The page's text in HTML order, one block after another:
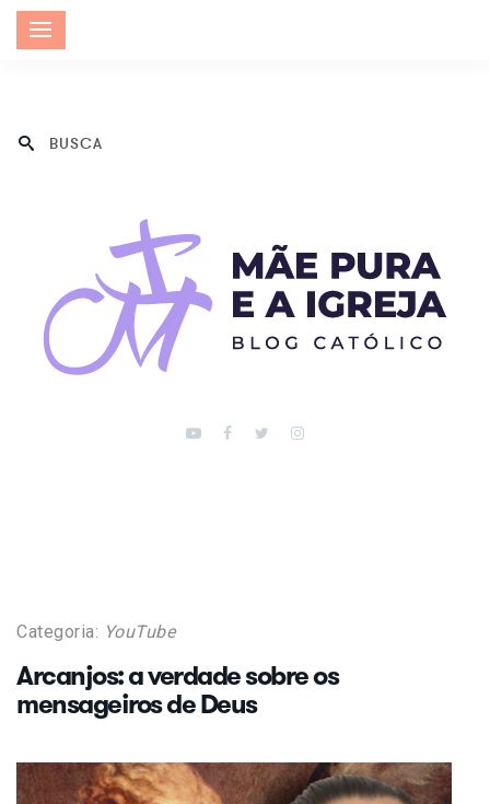
Categoria: YouTube
Arcanjos: a verdade sobre os
mensageiros de Deus